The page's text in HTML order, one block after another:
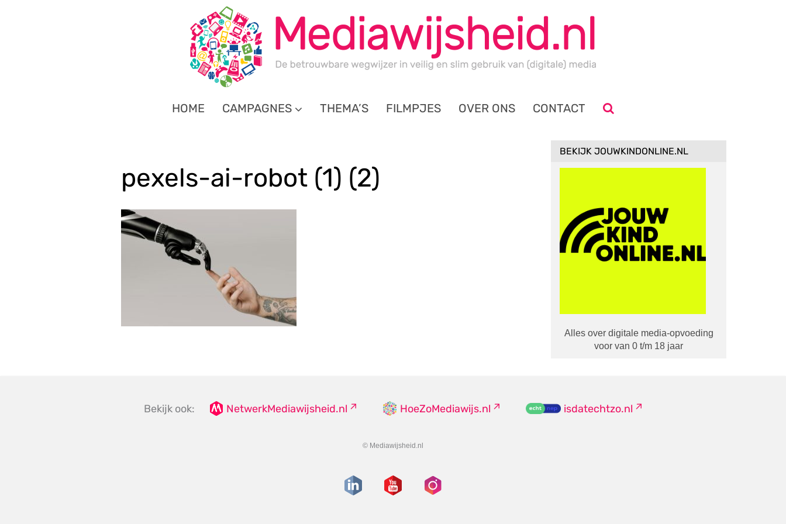
HOME CAMPAGNES THEMA’S FILMPJES OVER ONS CONTACT
pexels-ai-robot (1) (2)
BEKIJK JOUWKINDONLINE.NL
Alles over digitale media-opvoeding
voor van 0 t/m 18 jaar
Bekijk ook: NetwerkMediawijsheid.nl HoeZoMediawijs.nl isdatechtzo.nl
© Mediawijsheid.nl